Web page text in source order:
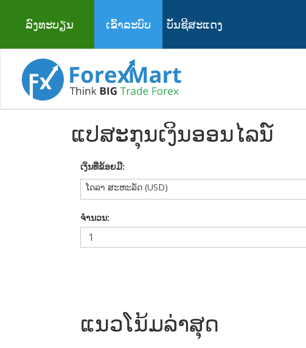
ລົງທະບຽນ ເຂົ້າລະບົບ ບັນຊີສະແດງ
ແປສະກຸນເງິນອອນໄລນ໌
ເງິນທີ່ຂ້ອຍມີ:
ໂດລາ ສະຫະລັດ (USD)
ຈຳນວນ:
ແນວໂນ້ມລ່າສຸດ